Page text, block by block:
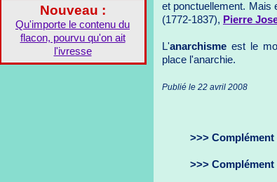
Nouveau :
Qu'importe le contenu du
flacon, pourvu qu'on ait
l'ivresse
et ponctuellement. Mais
(1772-1837), Pierre
L'anarchisme est le
place l'anarchie.
Publié le 22 avril 2008
>>> Complément
>>> Complément